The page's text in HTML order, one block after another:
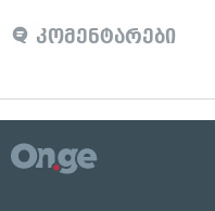
კომენტარები